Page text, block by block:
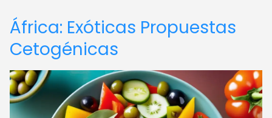
África: Exóticas Propuestas
Cetogénicas